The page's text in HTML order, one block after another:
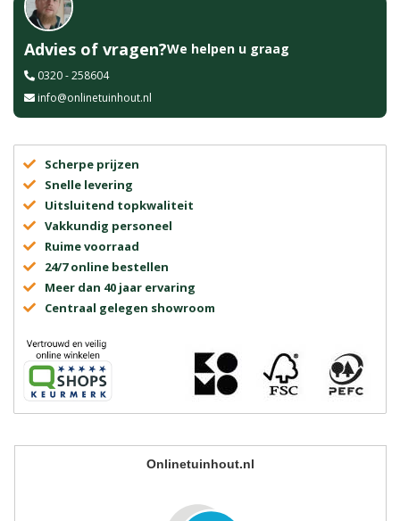
Advies of vragen?We helpen u graag
0320 - 258604
info@onlinetuinhout.nl
Scherpe prijzen
Snelle levering
Uitsluitend topkwaliteit
Vakkundig personeel
Ruime voorraad
24/7 online bestellen
Meer dan 40 jaar ervaring
Centraal gelegen showroom
Onlinetuinhout.nl